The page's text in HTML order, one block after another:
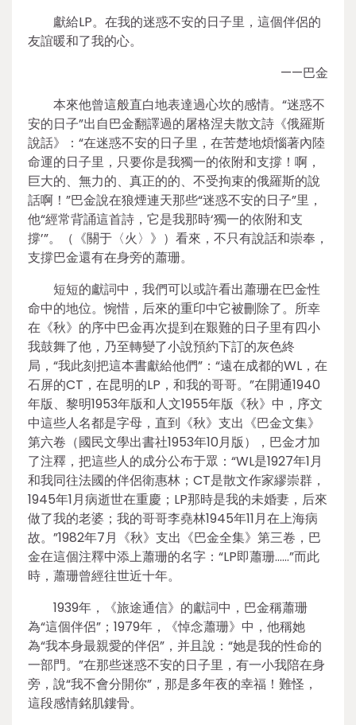
獻給LP。在我的迷惑不安的日子里，這個伴侶的
友誼暖和了我的心。
——巴金
本來他曾這般直白地表達過心坎的感情。“迷惑不
安的日子”出自巴金翻譯過的屠格涅夫散文詩《俄羅斯
說話》：“在迷惑不安的日子里，在苦楚地煩惱著內陸
命運的日子里，只要你是我獨一的依附和支撐！啊，
巨大的、無力的、真正的的、不受拘束的俄羅斯的說
話啊！”巴金說在狼煙連天那些“迷惑不安的日子”里，
他“經常背誦這首詩，它是我那時‘獨一的依附和支
撐’”。（《關于〈火〉》）看來，不只有說話和崇奉，
支撐巴金還有在身旁的蕭珊。
短短的獻詞中，我們可以或許看出蕭珊在巴金性
命中的地位。惋惜，后來的重印中它被刪除了。所幸
在《秋》的序中巴金再次提到在艱難的日子里有四小
我鼓舞了他，乃至轉變了小說預約下訂的灰色終
局，“我此刻把這本書獻給他們”：“遠在成都的WL，在
石屏的CT，在昆明的LP，和我的哥哥。”在開通1940
年版、黎明1953年版和人文1955年版《秋》中，序文
中這些人名都是字母，直到《秋》支出《巴金文集》
第六卷（國民文學出書社1953年10月版），巴金才加
了注釋，把這些人的成分公布于眾：“WL是1927年1月
和我同往法國的伴侶衛惠林；CT是散文作家繆崇群，
1945年1月病逝世在重慶；LP那時是我的未婚妻，后來
做了我的老婆；我的哥哥李堯林1945年11月在上海病
故。”1982年7月《秋》支出《巴金全集》第三卷，巴
金在這個注釋中添上蕭珊的名字：“LP即蕭珊……”而此
時，蕭珊曾經往世近十年。
1939年，《旅途通信》的獻詞中，巴金稱蕭珊
為“這個伴侶”；1979年，《悼念蕭珊》中，他稱她
為“我本身最親愛的伴侶”，并且說：“她是我的性命的
一部門。”在那些迷惑不安的日子里，有一小我陪在身
旁，說“我不會分開你”，那是多年夜的幸福！難怪，
這段感情銘肌鏤骨。